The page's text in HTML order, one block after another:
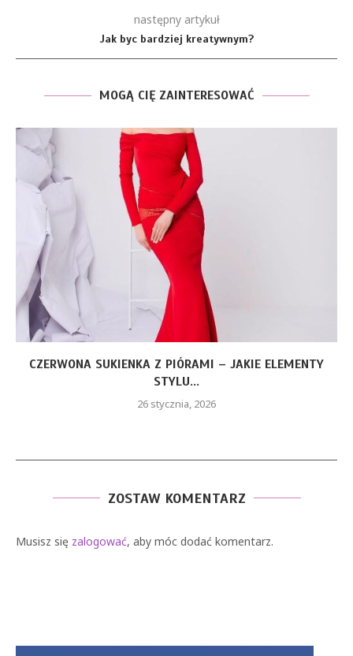
następny artykuł
Jak byc bardziej kreatywnym?
MOGĄ CIĘ ZAINTERESOWAĆ
CZERWONA SUKIENKA Z PIÓRAMI – JAKIE ELEMENTY
STYLU...
26 stycznia, 2026
ZOSTAW KOMENTARZ
Musisz się zalogować, aby móc dodać komentarz.